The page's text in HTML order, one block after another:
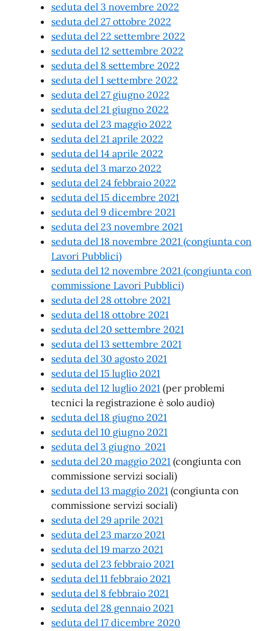
seduta del 3 novembre 2022
seduta del 27 ottobre 2022
seduta del 22 settembre 2022
seduta del 12 settembre 2022
seduta del 8 settembre 2022
seduta del 1 settembre 2022
seduta del 27 giugno 2022
seduta del 21 giugno 2022
seduta del 23 maggio 2022
seduta del 21 aprile 2022
seduta del 14 aprile 2022
seduta del 3 marzo 2022
seduta del 24 febbraio 2022
seduta del 15 dicembre 2021
seduta del 9 dicembre 2021
seduta del 23 novembre 2021
seduta del 18 novembre 2021 (congiunta con
Lavori Pubblici)
seduta del 12 novembre 2021 (congiunta con
commissione Lavori Pubblici)
seduta del 28 ottobre 2021
seduta del 18 ottobre 2021
seduta del 20 settembre 2021
seduta del 13 settembre 2021
seduta del 30 agosto 2021
seduta del 15 luglio 2021
seduta del 12 luglio 2021 (per problemi
tecnici la registrazione è solo audio)
seduta del 18 giugno 2021
seduta del 10 giugno 2021
seduta del 3 giugno 2021
seduta del 20 maggio 2021 (congiunta con
commissione servizi sociali)
seduta del 13 maggio 2021 (congiunta con
commissione servizi sociali)
seduta del 29 aprile 2021
seduta del 23 marzo 2021
seduta del 19 marzo 2021
seduta del 23 febbraio 2021
seduta del 11 febbraio 2021
seduta del 8 febbraio 2021
seduta del 28 gennaio 2021
seduta del 17 dicembre 2020